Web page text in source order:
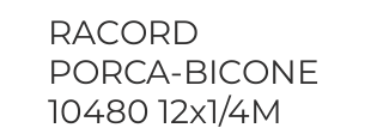
RACORD
PORCA-BICONE
10480 12x1/4M